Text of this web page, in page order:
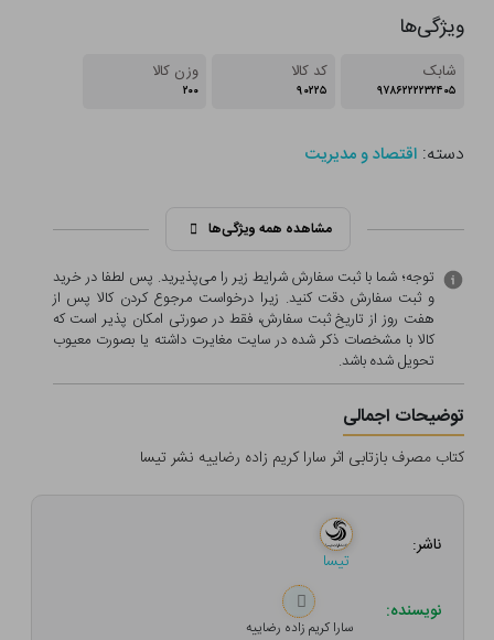
ویژگی‌ها
شابک
۹۷۸۶۲۲۲۲۳۲۴۰۵
کد کالا
۹۰۲۲۵
وزن کالا
۲۰۰
دسته:اقتصاد و مدیریت
مشاهده همه ویژگی‌ها
توجه؛ شما با ثبت سفارش شرایط زیر را می‌پذیرید. پس لطفا در خرید
و ثبت سفارش دقت کنید. زیرا درخواست مرجوع کردن کالا پس از
هفت روز از تاریخ ثبت سفارش، فقط در صورتی امکان پذیر است که
کالا با مشخصات ذکر شده در سایت مغایرت داشته یا بصورت معيوب
تحویل شده باشد.
توضیحات اجمالی
کتاب مصرف بازتابی اثر سارا کریم زاده رضاییه نشر تیسا
ناشر:
تیسا
نویسنده:
سارا کریم زاده رضاییه